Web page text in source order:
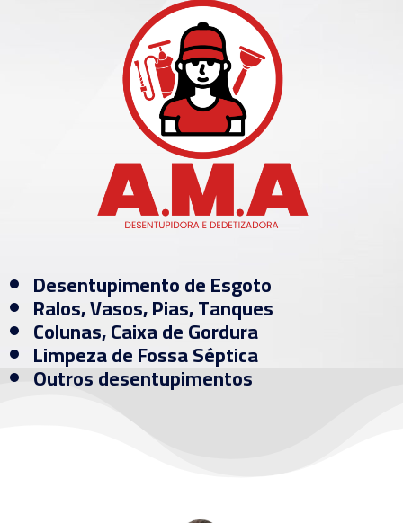
Desentupimento de Esgoto
Ralos, Vasos, Pias, Tanques
Colunas, Caixa de Gordura
Limpeza de Fossa Séptica
Outros desentupimentos